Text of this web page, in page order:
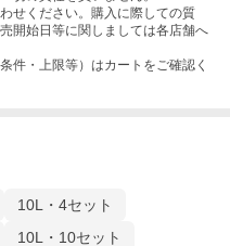
せください。購入に際しての質
開始日等に関しましては各店舗へ
件・上限等）はカートをご確認く
10L・4セット
10L・10セット